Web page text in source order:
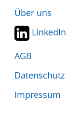
Über uns
LinkedIn
AGB
Datenschutz
Impressum